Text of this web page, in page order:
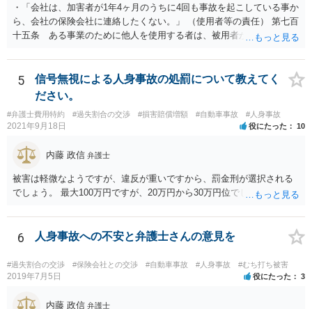
・「会社は、加害者が1年4ヶ月のうちに4回も事故を起こしている事か
ら、会社の保険会社に連絡したくない。」 （使用者等の責任） 第七百
十五条 ある事業のために他人を使用する者は、被用者がその事業の
用者が被用者の選任及びその事業の監督について相当の注意をしたと
き、又は相当の注意をしても損害が生ずべきであったときは、この限
りでない。 会社側の言い分に付き合わず、会社側への請求をお考えな
さったほうがよろしいかもしれません。加害ドライバーの任意保険が
本件に使えるか、使おうとするかが定かではありませんので。「1年4
ヶ月のうちに4回も事故」の事実は、会社から加害ドライバーへの責任
転嫁のような発言ですが、上記ただし書との関連で言えば、会社側が
「相当の注意」をしていなかった証左でしょう。 今後の対応ですが、
事故証明書を速やかに取得すべきです。 病院で治療を受ける際、第三
者行為による傷病届を出す必要があります。 最終的にどこまで認めら
れるかという問題はありますが、事故後に事故に関連した支出に関し
ては、領収書をもらい保存しておきましょう。
5
信号無視による人身事故の処罰について教えてく
ださい。
#弁護士費用特約 #過失割合の交渉 #損害賠償増額 #自動車事故 #人身事故
2021年9月18日 役にたった 10
内藤 政信 弁護士
被害は軽微なようですが、違反が重いですから、罰金刑が選択される
でしょう。 最大100万円ですが、20万円から30万円位でしょうか。
6 人身事故への不安と弁護士さんの意見を
#過失割合の交渉 #保険会社との交渉 #自動車事故 #人身事故 #むち打ち被害
2019年7月5日 役にたった 3
内藤 政信 弁護士